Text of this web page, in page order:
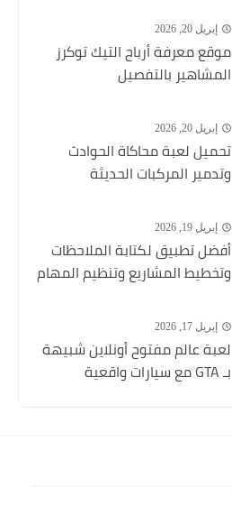
إبريل 20, 2026
موقع معرفة أرباح التيك توكرز
المشاهير بالتفصيل
إبريل 20, 2026
تحميل لعبة محاكاة الحوادث
وتدمير المركبات الحديثة
إبريل 19, 2026
أفضل تطبيق لكتابة الملاحظات
وتخطيط المشاريع وتنظيم المهام
إبريل 17, 2026
لعبة عالم مفتوح أونلاين شبيهة
بـ GTA مع سيارات واقعية